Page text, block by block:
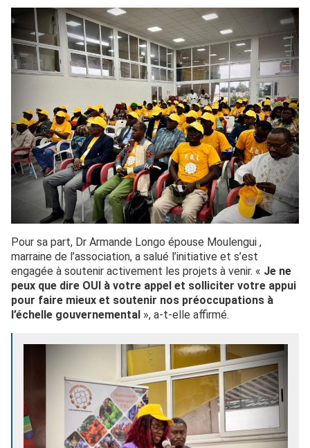
Pour sa part, Dr Armande Longo épouse Moulengui ,
marraine de l’association, a salué l’initiative et s’est
engagée à soutenir activement les projets à venir. « Je ne
peux que dire OUI à votre appel et solliciter votre appui
pour faire mieux et soutenir nos préoccupations à
l’échelle gouvernemental », a-t-elle affirmé.